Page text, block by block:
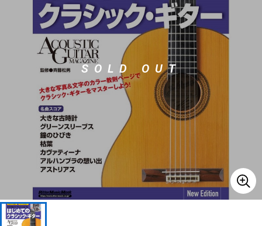
ドラム パーカッション
キーボード 電子ピアノ
管楽器 その他楽器
アンプ
DJ機器 DTM
SOLD OUT